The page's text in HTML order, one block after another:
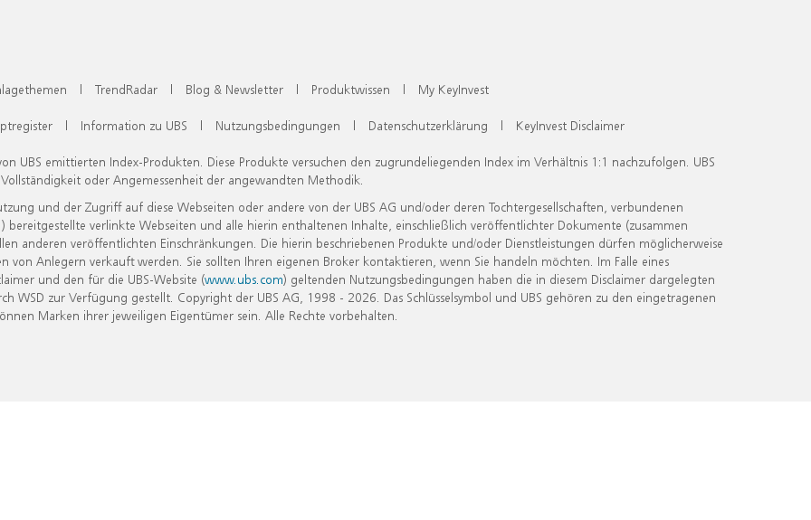
| TrendRadar | Blog & Newsletter | Produktwissen | My KeyInvest
| Information zu UBS | Nutzungsbedingungen | Datenschutzerklärung | KeyInvest Disclaimer
UBS emittierten Index-Produkten. Diese Produkte versuchen den zugrundeliegenden Index im Verhältnis 1:1 nachzufolgen. UBS
oder Angemessenheit der angewandten Methodik.
und der Zugriff auf diese Webseiten oder andere von der UBS AG und/oder deren Tochtergesellschaften, verbundenen
verlinkte Webseiten und alle hierin enthaltenen Inhalte, einschließlich veröffentlichter Dokumente (zusammen
anderen veröffentlichten Einschränkungen. Die hierin beschriebenen Produkte und/oder Dienstleistungen dürfen möglicherweise
Anlegern verkauft werden. Sie sollten Ihren eigenen Broker kontaktieren, wenn Sie handeln möchten. Im Falle eines
und den für die UBS-Website (www.ubs.com) geltenden Nutzungsbedingungen haben die in diesem Disclaimer dargelegten
zur Verfügung gestellt. Copyright der UBS AG, 1998 - 2026. Das Schlüsselsymbol und UBS gehören zu den eingetragenen
Marken ihrer jeweiligen Eigentümer sein. Alle Rechte vorbehalten.